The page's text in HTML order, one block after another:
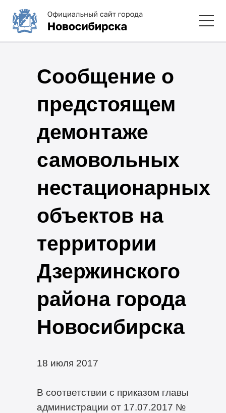
Сообщение о
предстоящем
демонтаже
самовольных
нестационарных
объектов на
территории
Дзержинского
района города
Новосибирска
18 июля 2017
В соответствии с приказом главы
администрации от 17.07.2017 №